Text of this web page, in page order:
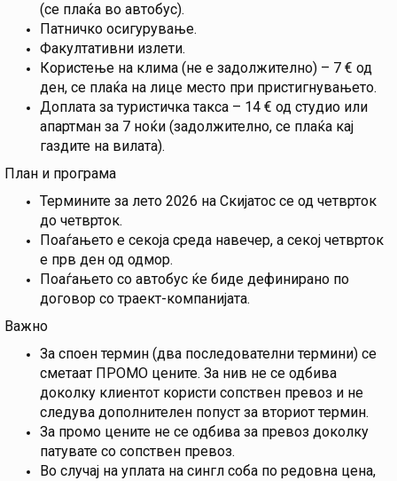
(се плаќа во автобус).
Патничко осигурување.
Факултативни излети.
Користење на клима (не е задолжително) – 7 € од
ден, се плаќа на лице место при пристигнувањето.
Доплата за туристичка такса – 14 € од студио или
апартман за 7 ноќи (задолжително, се плаќа кај
газдите на вилата).
План и програма
Термините за лето 2026 на Скијатос се од четврток
до четврток.
Поаѓањето е секоја среда навечер, а секој четврток
е прв ден од одмор.
Поаѓањето со автобус ќе биде дефинирано по
договор со траект-компанијата.
Важно
За споен термин (два последователни термини) се
сметаат ПРОМО цените. За нив не се одбива
доколку клиентот користи сопствен превоз и не
следува дополнителен попуст за вториот термин.
За промо цените не се одбива за превоз доколку
патувате со сопствен превоз.
Во случај на уплата на сингл соба по редовна цена,